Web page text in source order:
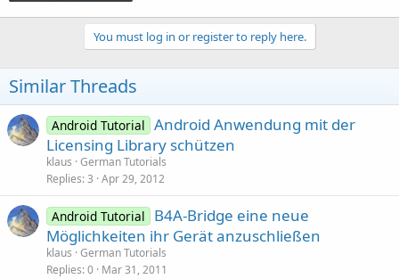
You must log in or register to reply here.
Similar Threads
Android Tutorial Android Anwendung mit der
Licensing Library schützen
klaus German Tutorials
Replies 3 Apr 29, 2012
Android Tutorial
B4A-Bridge eine neue
Möglichkeiten ihr Gerät anzuschließen
klaus German Tutorials
Replies 0 Mar 31, 2011